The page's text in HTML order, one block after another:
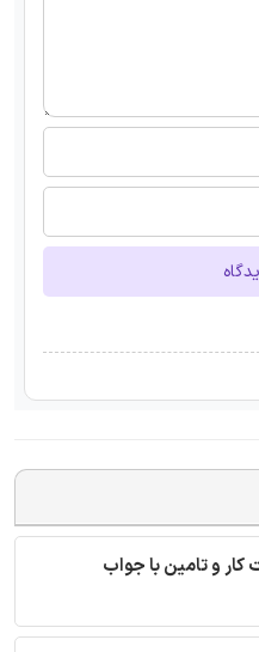
و تامین با جواب